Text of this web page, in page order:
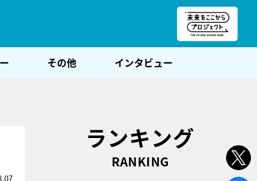
その他 インタビュー
ランキング
RANKING